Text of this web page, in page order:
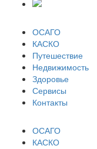
ОСАГО
КАСКО
Путешествие
Недвижимость
Здоровье
Сервисы
Контакты
ОСАГО
КАСКО